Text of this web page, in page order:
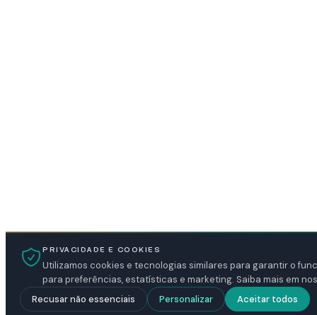
PRIVACIDADE E COOKIES
Utilizamos cookies e tecnologias similares para garantir o
para preferências, estatísticas e marketing. Saiba mais em
Recusar não essenciais
Personalizar Aceitar todos